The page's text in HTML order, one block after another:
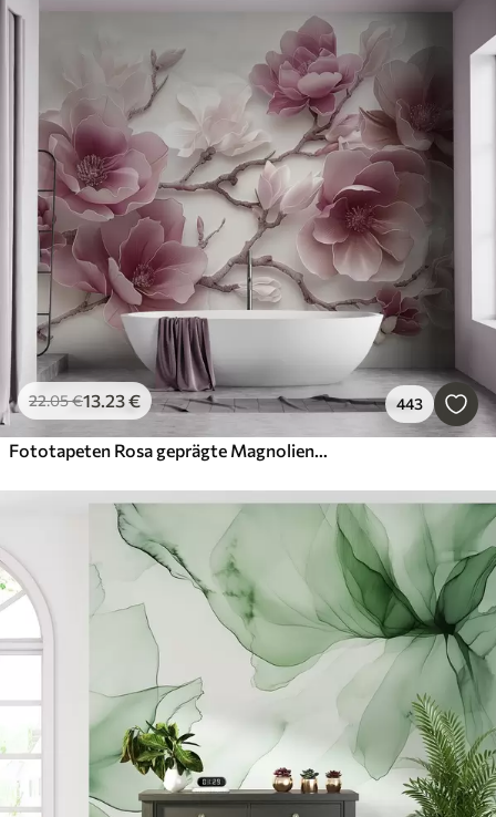
22.05€13.23€ 443
Fototapeten Rosa geprägte Magnolienblüten auf einem anmutigen Zweig